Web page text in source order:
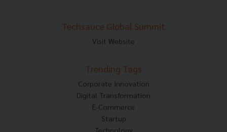
Techsauce Global Summit
Visit Website
Trending Tags
Corporate Innovation
Digital Transformation
E-Commerce
Startup
Technology